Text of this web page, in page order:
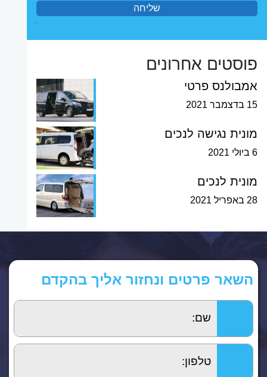
פוסטים אחרונים
אמבולנס פרטי
15 בדצמבר 2021
מונית נגישה לנכים
6 ביולי 2021
מונית לנכים
28 באפריל 2021
השאר פרטים ונחזור אליך בהקדם